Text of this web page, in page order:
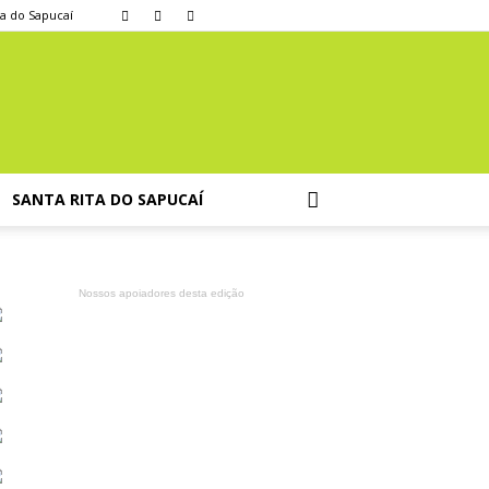
do Sapucaí
SANTA RITA DO SAPUCAÍ
Nossos apoiadores desta edição